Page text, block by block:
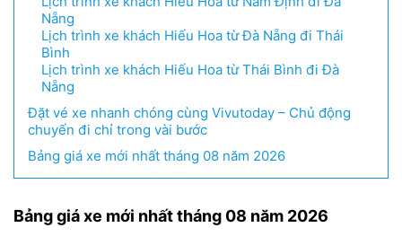
Nẵng
Lịch trình xe khách Hiếu Hoa từ Đà Nẵng đi Thái
Bình
Lịch trình xe khách Hiếu Hoa từ Thái Bình đi Đà
Nẵng
Đặt vé xe nhanh chóng cùng Vivutoday – Chủ động
chuyến đi chỉ trong vài bước
Bảng giá xe mới nhất tháng 08 năm 2026
Bảng giá xe mới nhất tháng 08 năm 2026